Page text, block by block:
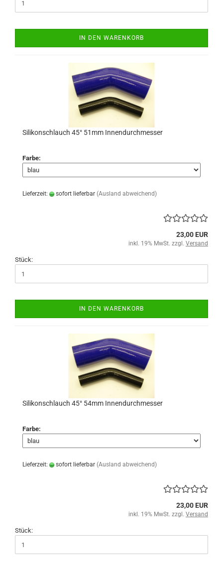
IN DEN WARENKORB
Silikonschlauch 45° 51mm Innendurchmesser
Farbe:
Lieferzeit: sofort lieferbar (Ausland abweichend)
23,00 EUR
inkl. 19% MwSt. zzgl. Versand
Stück:
IN DEN WARENKORB
Silikonschlauch 45° 54mm Innendurchmesser
Farbe:
Lieferzeit: sofort lieferbar (Ausland abweichend)
23,00 EUR
inkl. 19% MwSt. zzgl. Versand
Stück: